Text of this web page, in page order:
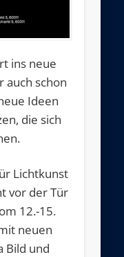
ins neue
auch schon
Ideen
die sich
Lichtkunst
vor der Tür
12.-15.
neuen
Bild und